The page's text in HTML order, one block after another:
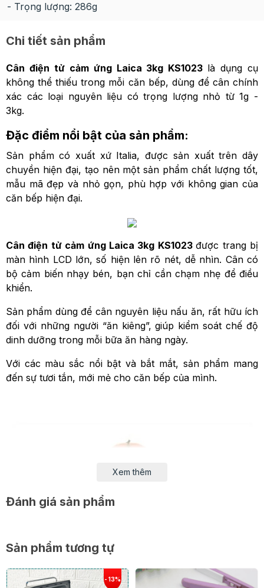
- Trọng lượng: 286g
Chi tiết sản phẩm
Cân điện tử cảm ứng Laica 3kg KS1023 là dụng cụ
không thể thiếu trong mỗi căn bếp, dùng để cân chính
xác các loại nguyên liệu có trọng lượng nhỏ từ 1g -
3kg.
Đặc điểm nổi bật của sản phẩm:
Sản phẩm có xuất xứ Italia, được sản xuất trên dây
chuyền hiện đại, tạo nên một sản phẩm chất lượng tốt,
mẫu mã đẹp và nhỏ gọn, phù hợp với không gian của
căn bếp hiện đại.
Cân điện tử cảm ứng Laica 3kg KS1023được trang bị
màn hình LCD lớn, số hiện lên rõ nét, dễ nhìn. Cân có
bộ cảm biến nhạy bén, bạn chỉ cần chạm nhẹ để điều
khiển.
Sản phẩm dùng để cân nguyên liệu nấu ăn, rất hữu ích
đối với những người “ăn kiêng”, giúp kiểm soát chế độ
dinh dưỡng trong mỗi bữa ăn hàng ngày.
Với các màu sắc nổi bật và bắt mắt, sản phẩm mang
đến sự tươi tắn, mới mẻ cho căn bếp của mình.
Xem thêm
Đánh giá sản phẩm
Sản phẩm tương tự